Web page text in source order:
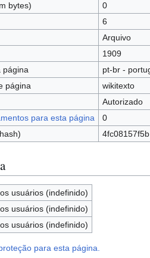
bytes)
0
6
Arquivo
1909
página
pt-br -
página
wikitexto
Autorizado
para esta página
0
usuários (indefinido)
usuários (indefinido)
usuários (indefinido)
para esta página.